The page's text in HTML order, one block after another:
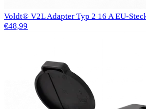
Voldt® V2L Adapter Typ 2 16 A EU-
€48,99